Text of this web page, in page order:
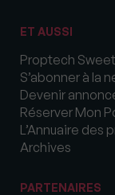
ET AUSSI
Proptech
S’abonner à la
Devenir
Réserver Mon
L’Annuaire des
Archives
PARTENAIRES